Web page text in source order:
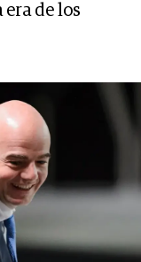
de los